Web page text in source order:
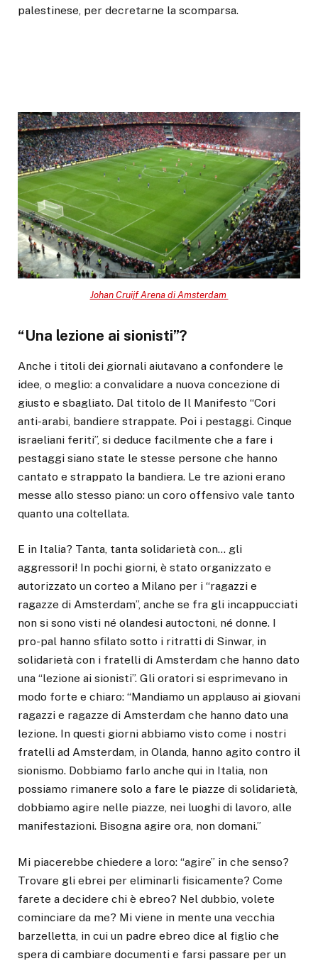
palestinese, per decretarne la scomparsa.
Johan Cruijf Arena di Amsterdam
“Una lezione ai sionisti”?
Anche i titoli dei giornali aiutavano a confondere le
idee, o meglio: a convalidare a nuova concezione di
giusto e sbagliato. Dal titolo de Il Manifesto “Cori
anti-arabi, bandiere strappate. Poi i pestaggi. Cinque
israeliani feriti”, si deduce facilmente che a fare i
pestaggi siano state le stesse persone che hanno
cantato e strappato la bandiera. Le tre azioni erano
messe allo stesso piano: un coro offensivo vale tanto
quanto una coltellata.
E in Italia? Tanta, tanta solidarietà con… gli
aggressori! In pochi giorni, è stato organizzato e
autorizzato un corteo a Milano per i “ragazzi e
ragazze di Amsterdam”, anche se fra gli incappucciati
non si sono visti né olandesi autoctoni, né donne. I
pro-pal hanno sfilato sotto i ritratti di Sinwar, in
solidarietà con i fratelli di Amsterdam che hanno dato
una “lezione ai sionisti”. Gli oratori si esprimevano in
modo forte e chiaro: “Mandiamo un applauso ai giovani
ragazzi e ragazze di Amsterdam che hanno dato una
lezione. In questi giorni abbiamo visto come i nostri
fratelli ad Amsterdam, in Olanda, hanno agito contro il
sionismo. Dobbiamo farlo anche qui in Italia, non
possiamo rimanere solo a fare le piazze di solidarietà,
dobbiamo agire nelle piazze, nei luoghi di lavoro, alle
manifestazioni. Bisogna agire ora, non domani.”
Mi piacerebbe chiedere a loro: “agire” in che senso?
Trovare gli ebrei per eliminarli fisicamente? Come
farete a decidere chi è ebreo? Nel dubbio, volete
cominciare da me? Mi viene in mente una vecchia
barzelletta, in cui un padre ebreo dice al figlio che
spera di cambiare documenti e farsi passare per un